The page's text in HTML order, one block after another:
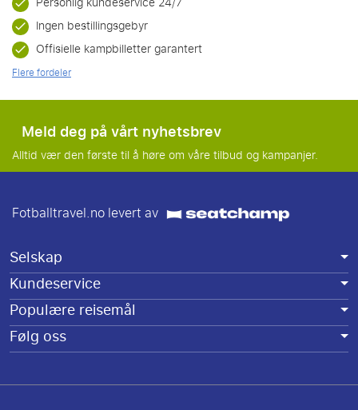
Ingen bestillingsgebyr
Offisielle kampbilletter garantert
Flere fordeler
Meld deg på vårt nyhetsbrev
Alltid vær den første til å høre om våre tilbud og kampanjer.
Fotballtravel.no levert av
Selskap
Kundeservice
Populære reisemål
Følg oss